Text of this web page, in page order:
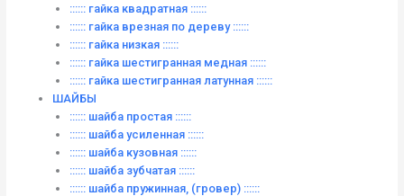
:::::: гайка квадратная ::::::
:::::: гайка врезная по дереву ::::::
:::::: гайка низкая ::::::
:::::: гайка шестигранная медная ::::::
:::::: гайка шестигранная латунная ::::::
ШАЙБЫ
:::::: шайба простая ::::::
:::::: шайба усиленная ::::::
:::::: шайба кузовная ::::::
:::::: шайба зубчатая ::::::
:::::: шайба пружинная, (гровер) ::::::